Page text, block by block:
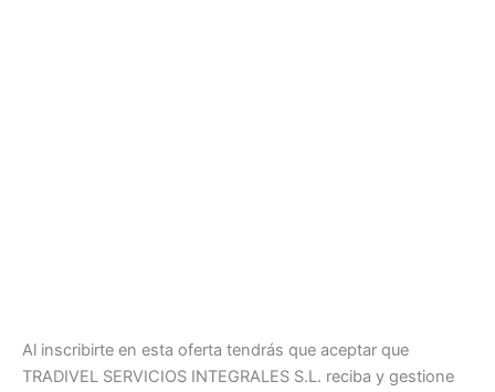
Al inscribirte en esta oferta tendrás que aceptar que
TRADIVEL SERVICIOS INTEGRALES S.L. reciba y gestione